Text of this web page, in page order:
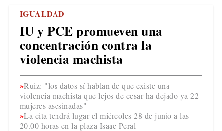
IGUALDAD
IU y PCE promueven una
concentración contra la
violencia machista
Ruiz: "los datos sí hablan de que existe una
violencia machista que lejos de cesar ha dejado ya 22
mujeres asesinadas"
La cita tendrá lugar el miércoles 28 de junio a las
20.00 horas en la plaza Isaac Peral